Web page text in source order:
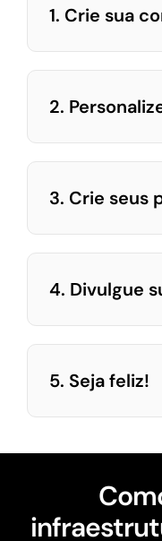
1. Crie sua
2.
3. Crie seus
4. Divulgue
5. Seja feliz!